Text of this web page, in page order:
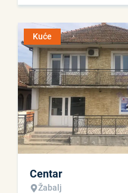
Kuće
Centar
Žabalj